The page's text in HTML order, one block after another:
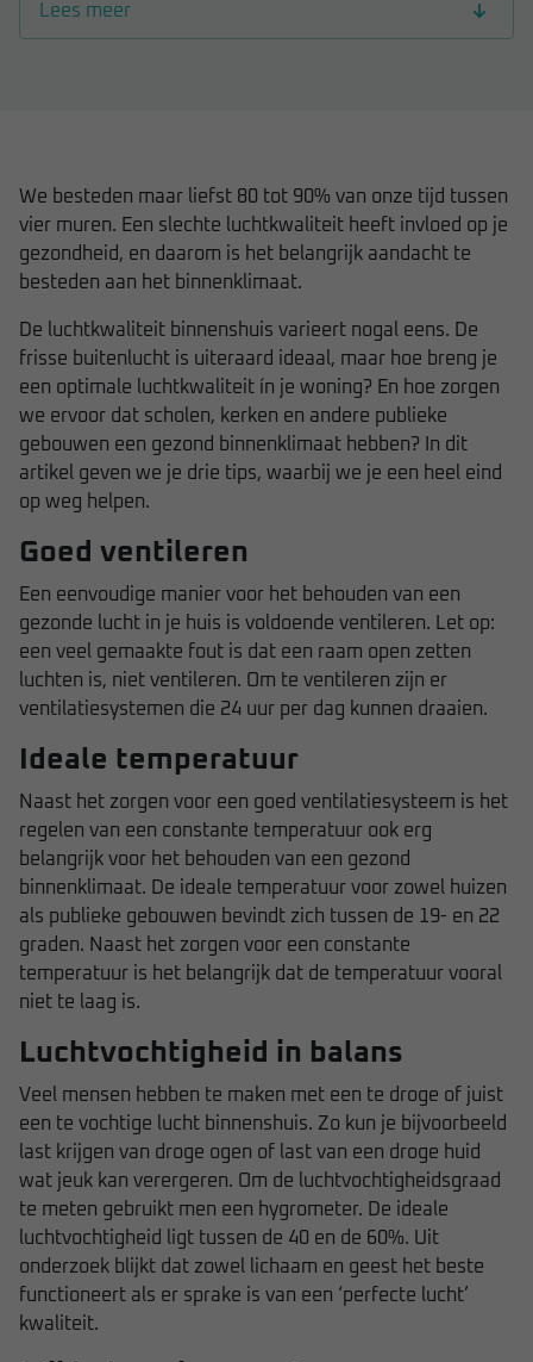
Lees meer
We besteden maar liefst 80 tot 90% van onze tijd tussen
vier muren. Een slechte luchtkwaliteit heeft invloed op je
gezondheid, en daarom is het belangrijk aandacht te
besteden aan het binnenklimaat.
De luchtkwaliteit binnenshuis varieert nogal eens. De
frisse buitenlucht is uiteraard ideaal, maar hoe breng je
een optimale luchtkwaliteit ín je woning? En hoe zorgen
we ervoor dat scholen, kerken en andere publieke
gebouwen een gezond binnenklimaat hebben? In dit
artikel geven we je drie tips, waarbij we je een heel eind
op weg helpen.
Goed ventileren
Een eenvoudige manier voor het behouden van een
gezonde lucht in je huis is voldoende ventileren. Let op:
een veel gemaakte fout is dat een raam open zetten
luchten is, niet ventileren. Om te ventileren zijn er
ventilatiesystemen die 24 uur per dag kunnen draaien.
Ideale temperatuur
Naast het zorgen voor een goed ventilatiesysteem is het
regelen van een constante temperatuur ook erg
belangrijk voor het behouden van een gezond
binnenklimaat. De ideale temperatuur voor zowel huizen
als publieke gebouwen bevindt zich tussen de 19- en 22
graden. Naast het zorgen voor een constante
temperatuur is het belangrijk dat de temperatuur vooral
niet te laag is.
Luchtvochtigheid in balans
Veel mensen hebben te maken met een te droge of juist
een te vochtige lucht binnenshuis. Zo kun je bijvoorbeeld
last krijgen van droge ogen of last van een droge huid
wat jeuk kan verergeren. Om de luchtvochtigheidsgraad
te meten gebruikt men een hygrometer. De ideale
luchtvochtigheid ligt tussen de 40 en de 60%. Uit
onderzoek blijkt dat zowel lichaam en geest het beste
functioneert als er sprake is van een ‘perfecte lucht’
kwaliteit.